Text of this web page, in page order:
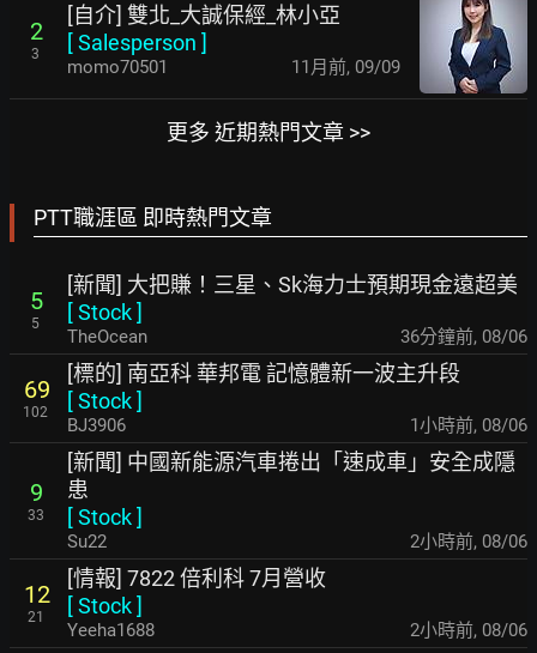
2
3
[自介] 雙北_大誠保經_林小亞
[Salesperson ]
momo70501 11月前, 09/09
更多 近期熱門文章 >>
PTT職涯區 即時熱門文章
5
5
[新聞] 大把賺！三星、Sk海力士預期現金遠超美
[Stock]
TheOcean 36分鐘前, 08/06
69
102
[標的] 南亞科 華邦電 記憶體新一波主升段
[Stock]
BJ3906 1小時前, 08/06
9
33
[新聞] 中國新能源汽車捲出「速成車」安全成隱
患
[Stock]
Su22 2小時前, 08/06
12
21
[情報] 7822 倍利科 7月營收
[Stock]
Yeeha1688 2小時前, 08/06